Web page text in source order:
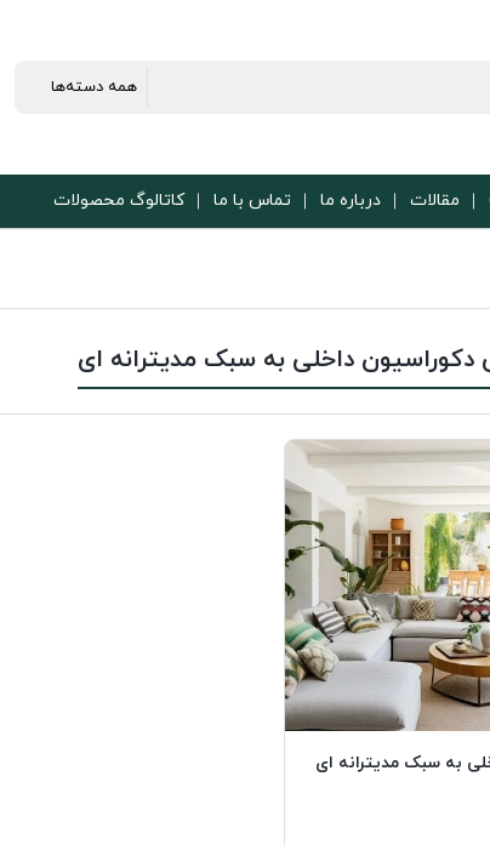
مقالات درباره ما تماس با ما کاتالوگ محصولات
دکوراسیون داخلی به سبک مدیترانه ای
به سبک مدیترانه ای